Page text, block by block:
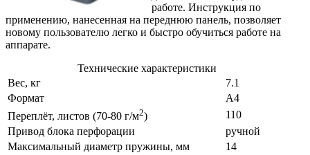
работе. Инструкция по
применению, нанесенная на переднюю панель, позволяет
новому пользователю легко и быстро обучиться работе на
аппарате.
Технические характеристики
Вес, кг
7.1
Формат
A4
Переплёт, листов (70-80 г/м2)
110
Привод блока перфорации
ручной
Максимальный диаметр пружины, мм
14